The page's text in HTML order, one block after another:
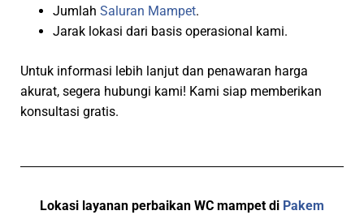
Jumlah Saluran Mampet.
Jarak lokasi dari basis operasional kami.
Untuk informasi lebih lanjut dan penawaran harga
akurat, segera hubungi kami! Kami siap memberikan
konsultasi gratis.
Lokasi layanan perbaikan WC mampet di Pakem